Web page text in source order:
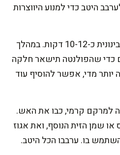
היטב כדי למנוע היווצרות
המשיכו לבשל על אש בינונית כ-10-12 דקות. במהלך
כדי שהפולנטה תישאר חלקה
יותר מדי, אפשר להוסיף עוד
למרקם קרמי, כבו את האש.
שמן הזית הנוסף, ואת אגוז
בו. ערבבו הכל היטב.